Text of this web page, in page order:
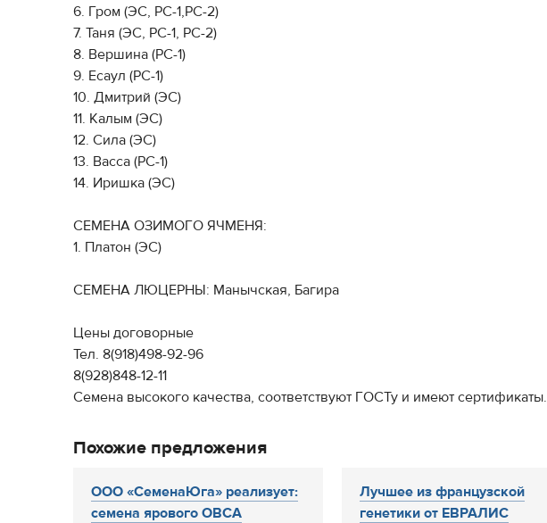
6. Гром (ЭС, РС-1,РС-2)
7. Таня (ЭС, РС-1, РС-2)
8. Вершина (РС-1)
9. Есаул (РС-1)
10. Дмитрий (ЭС)
11. Калым (ЭС)
12. Сила (ЭС)
13. Васса (РС-1)
14. Иришка (ЭС)
СЕМЕНА ОЗИМОГО ЯЧМЕНЯ:
1. Платон (ЭС)
СЕМЕНА ЛЮЦЕРНЫ: Манычская, Багира
Цены договорные
Тел. 8(918)498-92-96
8(928)848-12-11
Семена высокого качества, соответствуют ГОСТу и имеют сертификаты.
Похожие предложения
ООО «СеменаЮга» реализует:
семена ярового ОВСА
Лучшее из французской
генетики от ЕВРАЛИС